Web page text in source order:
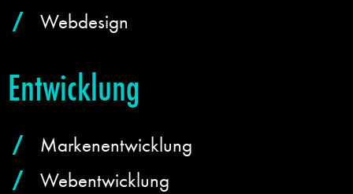
Webdesign
Entwicklung
Markenentwicklung
Webentwicklung